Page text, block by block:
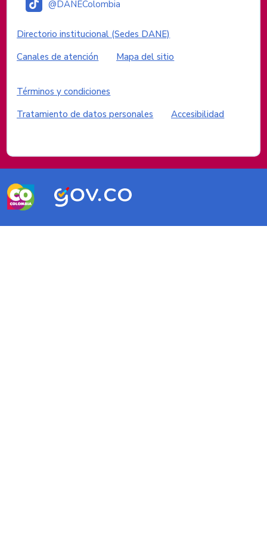
@DANEColombia
Enlaces institucionales
Directorio institucional (Sedes DANE)
Canales de atención
Mapa del sitio
Enlaces del sitio
Términos y condiciones
Tratamiento de datos personales
Accesibilidad
Logos del Gobierno de Colombia
Logo
marca
Logo